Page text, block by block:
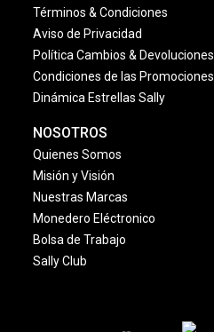
Términos & Condiciones
Aviso de Privacidad
Política Cambios & Devoluciones
Condiciones de las Promociones
Dinámica Estrellas Sally
NOSOTROS
Quienes Somos
Misión y Visión
Nuestras Marcas
Monedero Eléctronico
Bolsa de Trabajo
Sally Club